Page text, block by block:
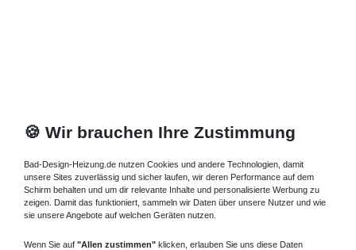
🍪 Wir brauchen Ihre Zustimmung
Bad-Design-Heizung.de nutzen Cookies und andere Technologien, damit
unsere Sites zuverlässig und sicher laufen, wir deren Performance auf dem
Schirm behalten und um dir relevante Inhalte und personalisierte Werbung zu
zeigen. Damit das funktioniert, sammeln wir Daten über unsere Nutzer und wie
sie unsere Angebote auf welchen Geräten nutzen.
Wenn Sie auf "Allen zustimmen" klicken, erlauben Sie uns diese Daten